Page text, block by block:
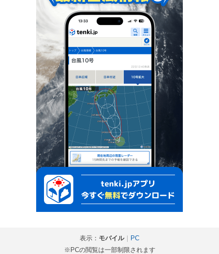
表示： モバイル｜
PC
※PCの閲覧は一部制限されます